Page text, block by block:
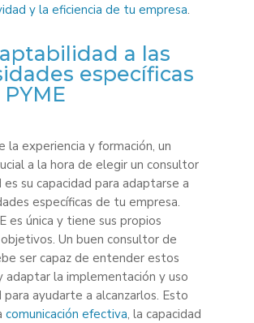
y la eficiencia de tu empresa.
a las
específicas
la experiencia y formación, un
a la hora de elegir un consultor
su capacidad para adaptarse a
específicas de tu empresa.
es única y tiene sus propios
Un buen consultor de
ser capaz de entender estos
adaptar la implementación y uso
ayudarte a alcanzarlos. Esto
comunicación efectiva, la capacidad